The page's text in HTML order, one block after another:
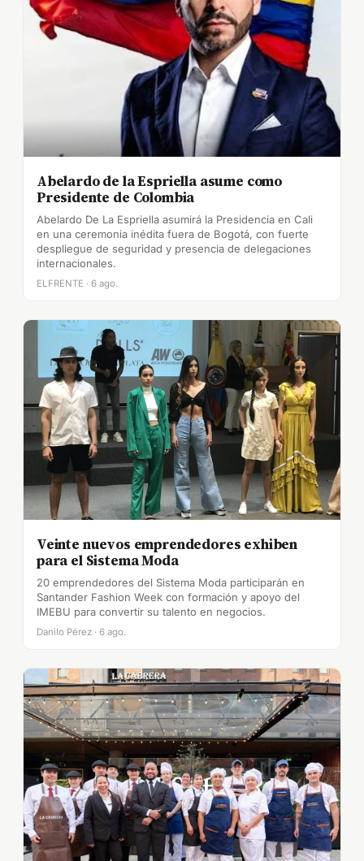
Abelardo de la Espriella asume como
Presidente de Colombia
Abelardo De La Espriella asumirá la Presidencia en Cali
en una ceremonia inédita fuera de Bogotá, con fuerte
despliegue de seguridad y presencia de delegaciones
internacionales.
ELFRENTE · 6 ago.
Veinte nuevos emprendedores exhiben
para el Sistema Moda
20 emprendedores del Sistema Moda participarán en
Santander Fashion Week con formación y apoyo del
IMEBU para convertir su talento en negocios.
Danilo Pérez · 6 ago.